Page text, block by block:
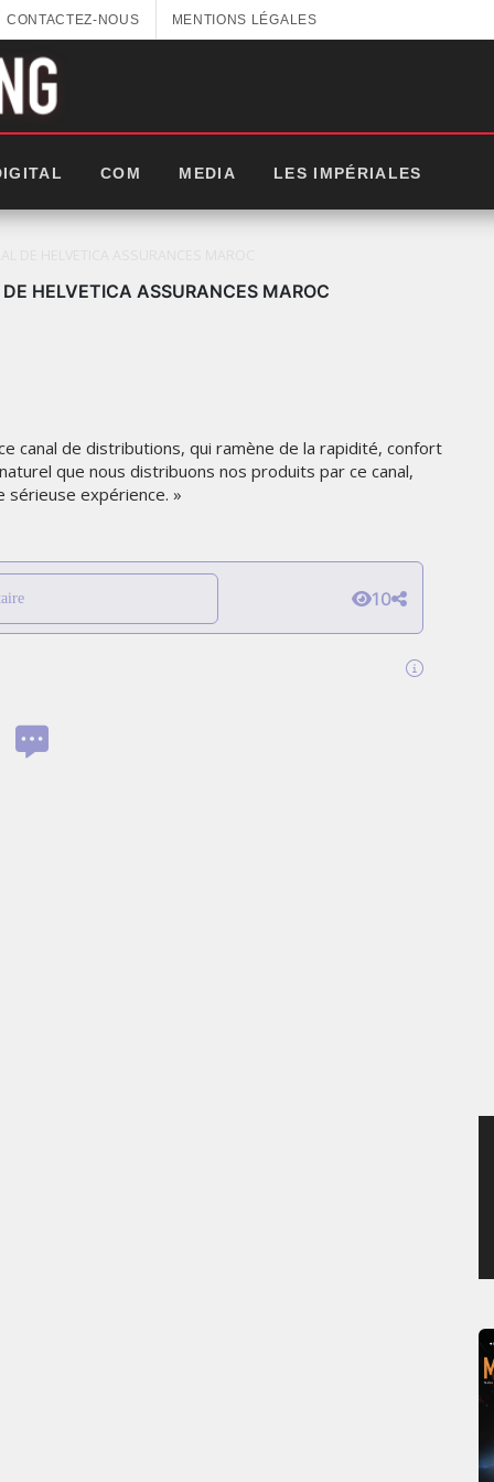
CONTACTEZ-NOUS MENTIONS LÉGALES
COM MEDIA LES IMPÉRIALES
HELVETICA ASSURANCES MAROC
canal de distributions, qui ramène de la rapidité, confort
que nous distribuons nos produits par ce canal,
sérieuse expérience. »
10
LES IMPÉRIALES WEEK 2025:
VENDREDI 10 JANVIER 2025